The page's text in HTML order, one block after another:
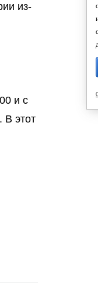
из-
и с
В этот